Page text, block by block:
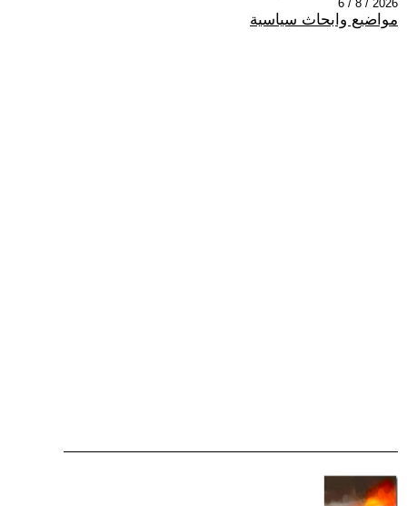
2026 / 8 / 6
مواضيع وابحاث سياسية